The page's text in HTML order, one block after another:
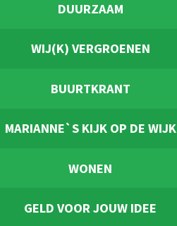
DUURZAAM
WIJ(K) VERGROENEN
BUURTKRANT
MARIANNE`S KIJK OP DE WIJK
WONEN
GELD VOOR JOUW IDEE